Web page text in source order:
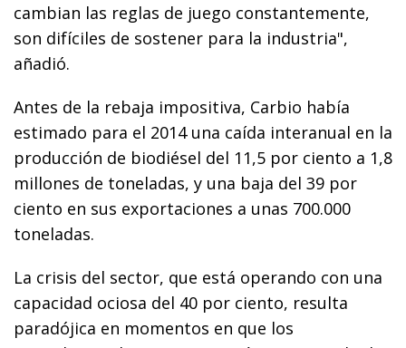
cambian las reglas de juego constantemente,
son difíciles de sostener para la industria",
añadió.
Antes de la rebaja impositiva, Carbio había
estimado para el 2014 una caída interanual en la
producción de biodiésel del 11,5 por ciento a 1,8
millones de toneladas, y una baja del 39 por
ciento en sus exportaciones a unas 700.000
toneladas.
La crisis del sector, que está operando con una
capacidad ociosa del 40 por ciento, resulta
paradójica en momentos en que los